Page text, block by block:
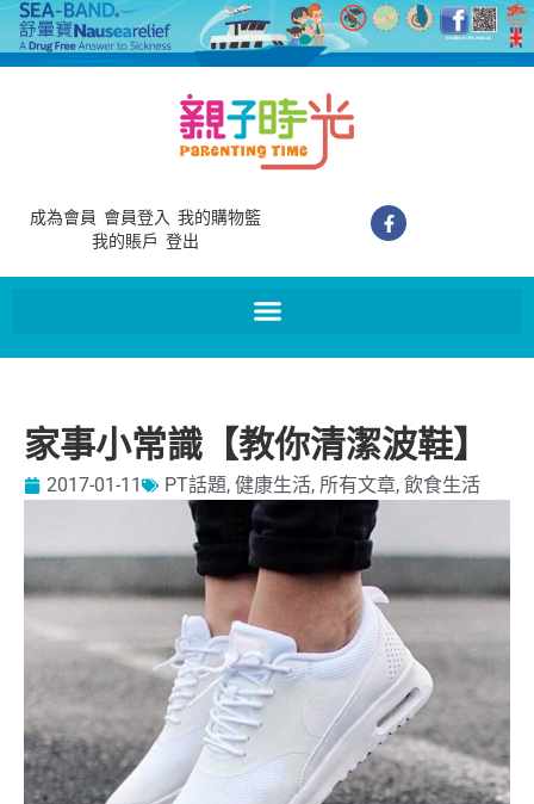
成為會員 會員登入 我的購物籃
我的賬戶 登出
家事小常識【教你清潔波鞋】
2017-01-11 PT話題, 健康生活, 所有文章, 飲食生活